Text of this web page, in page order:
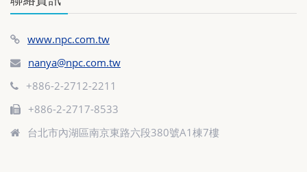
www.npc.com.tw
nanya@npc.com.tw
+886-2-2712-2211
+886-2-2717-8533
台北市內湖區南京東路六段380號A1棟7樓